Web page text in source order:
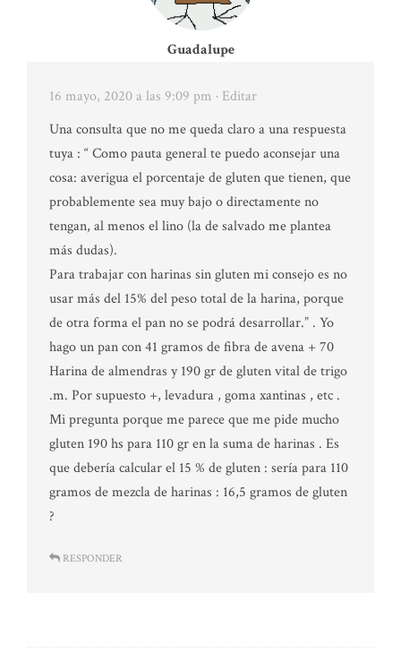
Guadalupe
16 mayo, 2020 a las 9:09 pm · Editar
Una consulta que no me queda claro a una respuesta
tuya : “ Como pauta general te puedo aconsejar una
cosa: averigua el porcentaje de gluten que tienen, que
probablemente sea muy bajo o directamente no
tengan, al menos el lino (la de salvado me plantea
más dudas).
Para trabajar con harinas sin gluten mi consejo es no
usar más del 15% del peso total de la harina, porque
de otra forma el pan no se podrá desarrollar.” . Yo
hago un pan con 41 gramos de fibra de avena + 70
Harina de almendras y 190 gr de gluten vital de trigo
.m. Por supuesto +, levadura , goma xantinas , etc .
Mi pregunta porque me parece que me pide mucho
gluten 190 hs para 110 gr en la suma de harinas . Es
que debería calcular el 15 % de gluten : sería para 110
gramos de mezcla de harinas : 16,5 gramos de gluten
?
RESPONDER